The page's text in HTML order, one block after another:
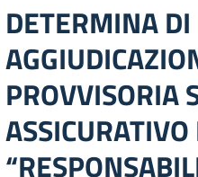
DETERMINA DI
PROVVISORIA
ASSICURATIVO